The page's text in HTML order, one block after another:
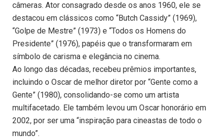
câmeras. Ator consagrado desde os anos 1960, ele se
destacou em clássicos como “Butch Cassidy” (1969),
“Golpe de Mestre” (1973) e “Todos os Homens do
Presidente” (1976), papéis que o transformaram em
símbolo de carisma e elegância no cinema.
Ao longo das décadas, recebeu prêmios importantes,
incluindo o Oscar de melhor diretor por “Gente como a
Gente” (1980), consolidando-se como um artista
multifacetado. Ele também levou um Oscar honorário em
2002, por ser uma “inspiração para cineastas de todo o
mundo”.